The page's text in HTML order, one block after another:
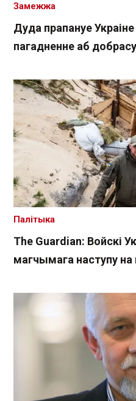
Дуда прапануе
пагадненне аб
Замежжа
The Guardian: Войскі
магчымага наступу
Палітыка